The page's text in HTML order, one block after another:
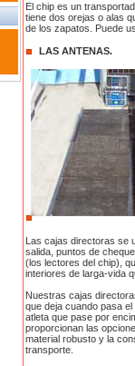
El chip es un
tiene dos orejas o alas
de los zapatos. Puede
LAS ANTENAS.
Las cajas directoras se
salida, puntos de
(los lectores del chip),
interiores de larga-vida
Nuestras cajas
que deja cuando pasa
atleta que pase por
proporcionan las
material robusto y la
transporte.